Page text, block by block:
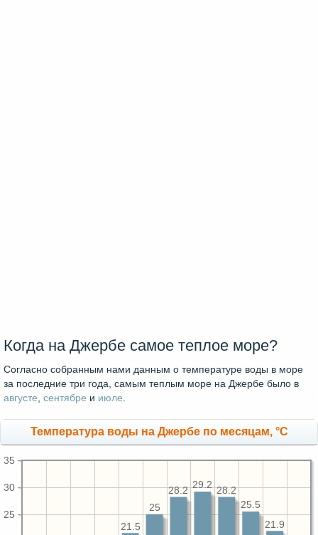
Когда на Джербе самое теплое море?
Согласно собранным нами данным о температуре воды в море
за последние три года, самым теплым море на Джербе было в
августе, сентябре и июле.
Температура воды на Джербе по месяцам, °C
25
30
35
21.9
25.5
28.2
29.2
28.2
25
21.5